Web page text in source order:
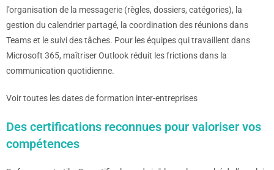
l’organisation de la messagerie (règles, dossiers, catégories), la
gestion du calendrier partagé, la coordination des réunions dans
Teams et le suivi des tâches. Pour les équipes qui travaillent dans
Microsoft 365, maîtriser Outlook réduit les frictions dans la
communication quotidienne.
Voir toutes les dates de formation inter-entreprises
Des certifications reconnues pour valoriser vos
compétences